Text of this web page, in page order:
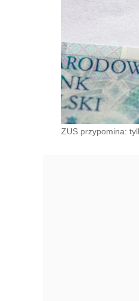
ZUS przypomina: